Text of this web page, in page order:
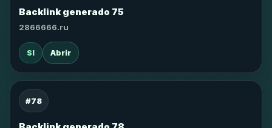
Backlink generado 75
2866666.ru
SI Abrir
#78